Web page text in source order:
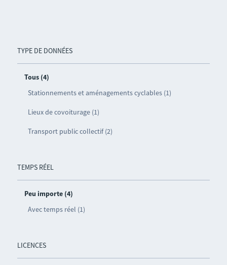
TYPE DE DONNÉES
Tous (4)
Stationnements et aménagements cyclables (1)
Lieux de covoiturage (1)
Transport public collectif (2)
TEMPS RÉEL
Peu importe (4)
Avec temps réel (1)
LICENCES